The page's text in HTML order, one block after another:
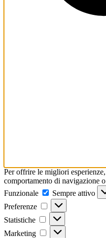
Per offrire le migliori
comportamento di navigazione
Funzionale
Funzionale
Sempre attivo
Preferenze
Preferenze
Statistiche Statistiche
Marketing Marketing